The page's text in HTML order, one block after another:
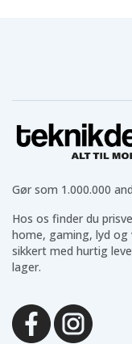
Gør som 1.000.000
Hos os finder du
home, gaming, lyd
sikkert med hurtig
lager.